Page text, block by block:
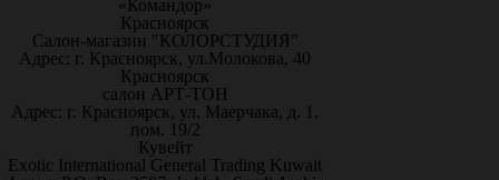
«Командор»
Красноярск
Салон-магазин "КОЛОРСТУДИЯ"
Адрес: г. Красноярск, ул.Молокова, 40
Красноярск
салон АРТ-ТОН
Адрес: г. Красноярск, ул. Маерчака, д. 1,
пом. 19/2
Кувейт
Exotic International General Trading Kuwait